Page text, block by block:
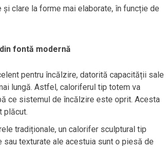
clare la forme mai elaborate, în funcție de
fontă modernă
pentru încălzire, datorită capacității sale
lungă. Astfel, caloriferul tip totem va
ce sistemul de încălzire este oprit. Acesta
plăcut.
tradiționale, un calorifer sculptural tip
texturate ale acestuia sunt o piesă de